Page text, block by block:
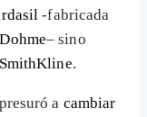
-fabricada
– sino
.
a cambiar